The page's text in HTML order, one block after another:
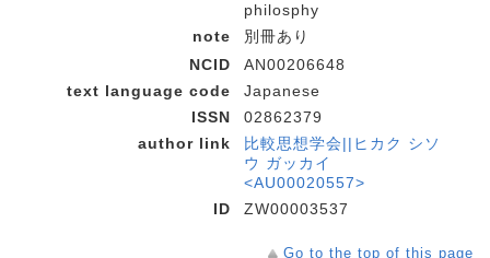
philosphy
note
別冊あり
NCID
AN00206648
text language code
Japanese
ISSN
02862379
author link
比較思想学会||ヒカク シソ
ウ ガッカイ
<AU00020557>
ID
ZW00003537
Go to the top of this page